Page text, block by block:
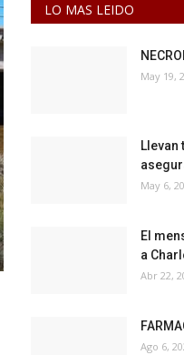
LO MAS LEIDO
May 19,
Llevan
May 6,
El
a
Abr 22,
Ago 6,